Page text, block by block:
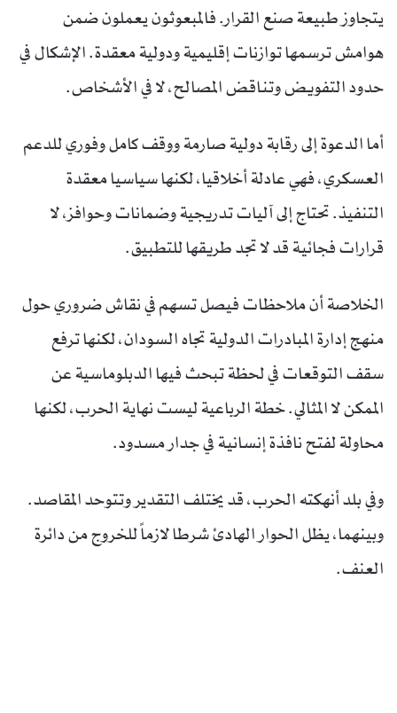
يتجاوز طبيعة صنع القرار. فالمبعوثون يعملون ضمن
هوامش ترسمها توازنات إقليمية ودولية معقدة. الإشكال في
حدود التفويض وتناقض المصالح، لا في الأشخاص.
أما الدعوة إلى رقابة دولية صارمة ووقف كامل وفوري للدعم
العسكري، فهي عادلة أخلاقيا، لكنها سياسيا معقدة
التنفيذ. تحتاج إلى آليات تدريجية وضمانات وحوافز، لا
قرارات فجائية قد لا تجد طريقها للتطبيق.
الخلاصة أن ملاحظات فيصل تسهم في نقاش ضروري حول
منهج إدارة المبادرات الدولية تجاه السودان، لكنها ترفع
سقف التوقعات في لحظة تبحث فيها الدبلوماسية عن
الممكن لا المثالي. خطة الرباعية ليست نهاية الحرب، لكنها
محاولة لفتح نافذة إنسانية في جدار مسدود.
وفي بلد أنهكته الحرب، قد يختلف التقدير وتتوحد المقاصد.
وبينهما، يظل الحوار الهادئ شرطا لازماً للخروج من دائرة
العنف.